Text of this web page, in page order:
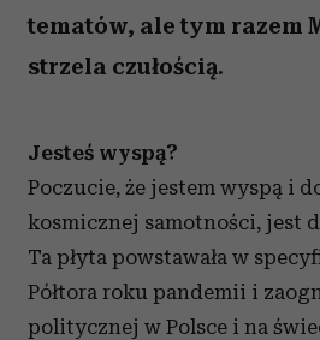
tematów, ale tym razem
strzela czułością.
Jesteś wyspą?
Poczucie, że jestem wyspą i
kosmicznej samotności, jest
Ta płyta powstawała w
Półtora roku pandemii i
politycznej w Polsce i na